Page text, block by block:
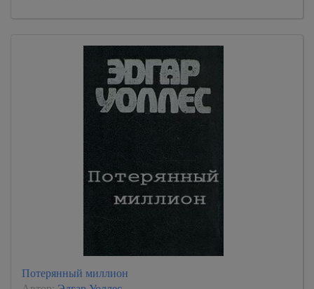
Потерянный миллион